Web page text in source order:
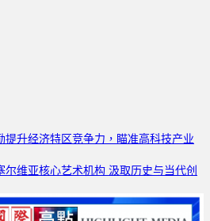
提升经济特区竞争力，瞄准高科技产业
尔维亚核心艺术机构 汲取历史与当代创